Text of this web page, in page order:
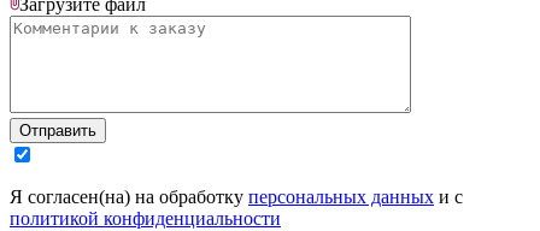
Загрузите файл
Отправить
Я согласен(на) на обработку персональных данных и с
политикой конфиденциальности